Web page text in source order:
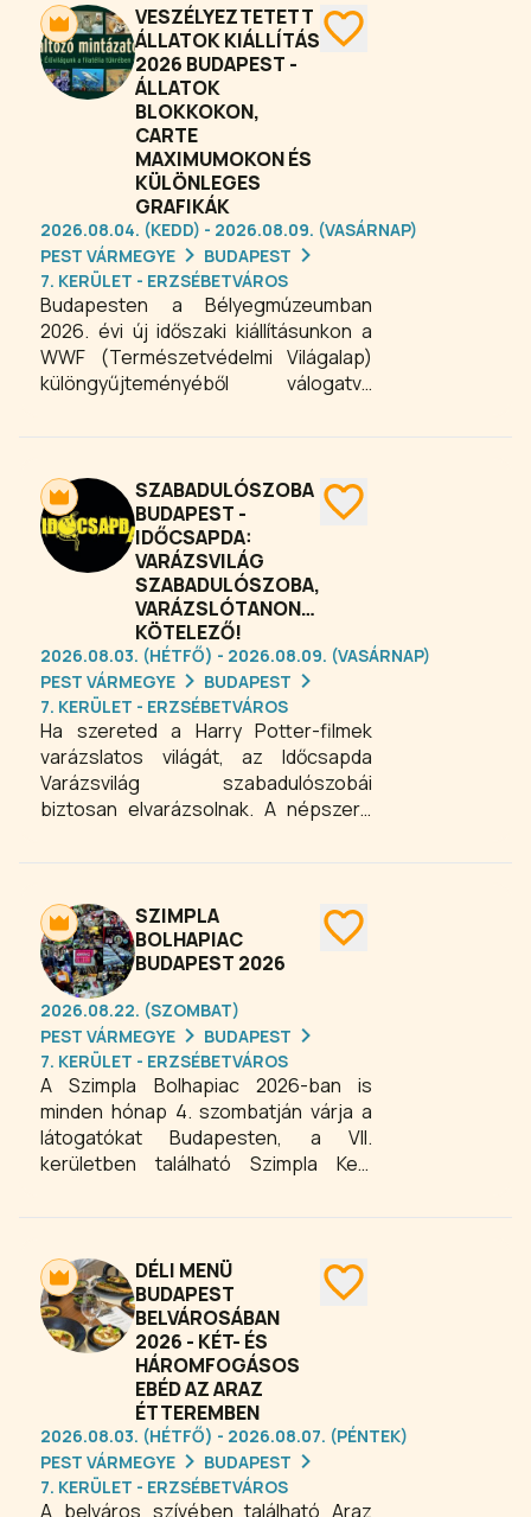
a kézművesség, a művészet és a
vintage világának találkozási pontja,
ahol egyedi portékák, különleges
ajándéktárgyak és kreatív alkotások
közül válogathatnak a látogatók. Ha
egy inspiráló, színes és pezsgő
budapesti programot keresel, a Nagy
Budapesti Kultúrzsibi 2026 kiváló
választás, ahol a vásárlás élménye és
a kikapcsolódás egy helyen találkozik.
VESZÉLYEZTETETT
ÁLLATOK KIÁLLÍTÁS
2026 BUDAPEST -
ÁLLATOK
BLOKKOKON,
CARTE
MAXIMUMOKON ÉS
KÜLÖNLEGES
GRAFIKÁK
2026.08.04. (KEDD) - 2026.08.09. (VASÁRNAP)
PEST VÁRMEGYE
BUDAPEST
7. KERÜLET - ERZSÉBETVÁROS
Budapesten a Bélyegmúzeumban
2026. évi új időszaki kiállításunkon a
WWF (Természetvédelmi Világalap)
különgyűjteményéből válogatva
éghajlati övezetének veszélyeztetett
Egyenlítőn át egészen a Déli-sarkig –
bélyegeken, blokkokon, carte
maximumokon és különleges
grafikákon.
SZABADULÓSZOBA
BUDAPEST -
IDŐCSAPDA:
VARÁZSVILÁG
SZABADULÓSZOBA,
VARÁZSLÓTANONCOKNAK
KÖTELEZŐ!
2026.08.03. (HÉTFŐ) - 2026.08.09. (VASÁRNAP)
PEST VÁRMEGYE
BUDAPEST
7. KERÜLET - ERZSÉBETVÁROS
Ha szereted a Harry Potter-filmek
varázslatos világát, az Időcsapda
Varázsvilág szabadulószobái
biztosan elvarázsolnak. A népszerű
különleges tárgyakkal találkozhatsz,
a feladatokat, sőt akár a
Varázslóbörtön foglyait is
kiszabadíthatod egy izgalmas
szabadulós játék során.
SZIMPLA
BOLHAPIAC
BUDAPEST 2026
2026.08.22. (SZOMBAT)
PEST VÁRMEGYE
BUDAPEST
7. KERÜLET - ERZSÉBETVÁROS
A Szimpla Bolhapiac 2026-ban is
minden hónap 4. szombatján várja a
látogatókat Budapesten, a VII.
kerületben található Szimpla Kert
kirakodóvásár, kultúrzsibi és
felfedezés élményét kínálja mindazok
számára, akik szeretik a régi
tárgyakban rejlő történeteket és a
kincsvadászat izgalmát. A Szimpla
Bolhapiac tökéletes program
mindazok számára, akik szeretik a
turkálás izgalmát, a fenntartható
vásárlást és a különleges budapesti
élményeket.
DÉLI MENÜ
BUDAPEST
BELVÁROSÁBAN
2026 - KÉT- ÉS
HÁROMFOGÁSOS
EBÉD AZ ARAZ
ÉTTEREMBEN
2026.08.03. (HÉTFŐ) - 2026.08.07. (PÉNTEK)
PEST VÁRMEGYE
BUDAPEST
7. KERÜLET - ERZSÉBETVÁROS
A belváros szívében található Araz